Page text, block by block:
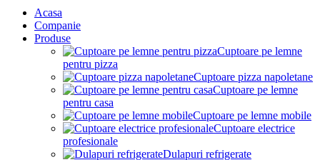
Acasa
Companie
Produse
Cuptoare pe lemne
pentru pizza
Cuptoare pizza napoletane
Cuptoare pe lemne
pentru casa
Cuptoare pe lemne mobile
Cuptoare electrice
profesionale
Dulapuri refrigerate